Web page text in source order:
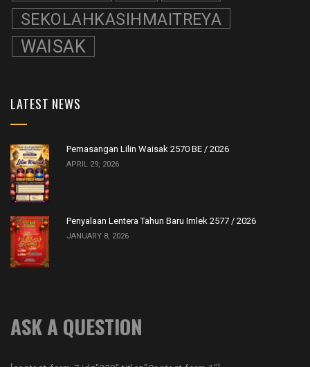
SEKOLAHKASIHMAITREYA
WAISAK
LATEST NEWS
Pemasangan Lilin Waisak 2570 BE / 2026
APRIL 29, 2026
Penyalaan Lentera Tahun Baru Imlek 2577 / 2026
JANUARY 8, 2026
ASK A QUESTION